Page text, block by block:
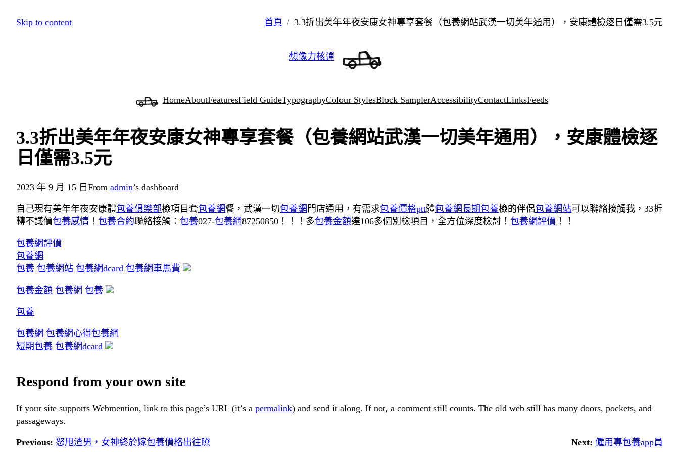
跳
Skip to content 首頁 3.3折出美年年夜安康女神專享套餐（包養網站武漢一切美年通用），安康體檢逐日僅需3.5元
想像力核彈
HomeAboutFeaturesField GuideTypographyColour StylesBlock SamplerAccessibilityContactLinksFeeds
3.3折出美年年夜安康女神專享套餐（包養網站武漢一切美年通用），安康體檢逐
日僅需3.5元
2023 年 9 月 15 日 From admin’s dashboard
自己現有美年年夜安康體包養俱樂部檢項目套包養網餐，武漢一切包養網 門店通用，有需求包養價格ptt體包養網長期包養檢的伴侶包養網站可以聯絡接觸我，33折
轉不議價包養感情 ！ 包養合約聯絡接觸： 包養027-包養網87250850！！！多包養金額達106多個別檢項目，全方位深度檢討！ 包養網評價 ！！
包養網評價
包養網
包養 包養網站 包養網dcard 包養網車馬費
包養金額 包養網 包養
包養
包養網 包養網心得包養網
短期包養 包養網dcard
Respond from your own site
If your site supports Webmention, link to this page’s URL (it’s a permalink) and send it along. If not, a comment still counts. The old web still has many doors, pockets, and
passageways.
Previous: 怒甩渣男，女神終於嫁包養價格出往瞭 Next: 僱用專包養app員